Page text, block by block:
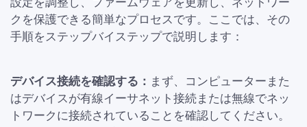
クを保護できる簡単なプロセスです。ここでは、その
手順をステップバイステップで説明します：
デバイス接続を確認する： まず、コンピューターまた
はデバイスが有線イーサネット接続または無線でネッ
トワークに接続されていることを確認してください。